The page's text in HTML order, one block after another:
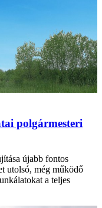
polgármesteri
újabb fontos
utolsó, még működő
a teljes